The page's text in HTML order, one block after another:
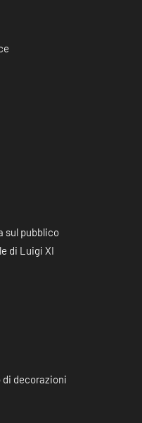
sul pubblico
di Luigi XI
decorazioni